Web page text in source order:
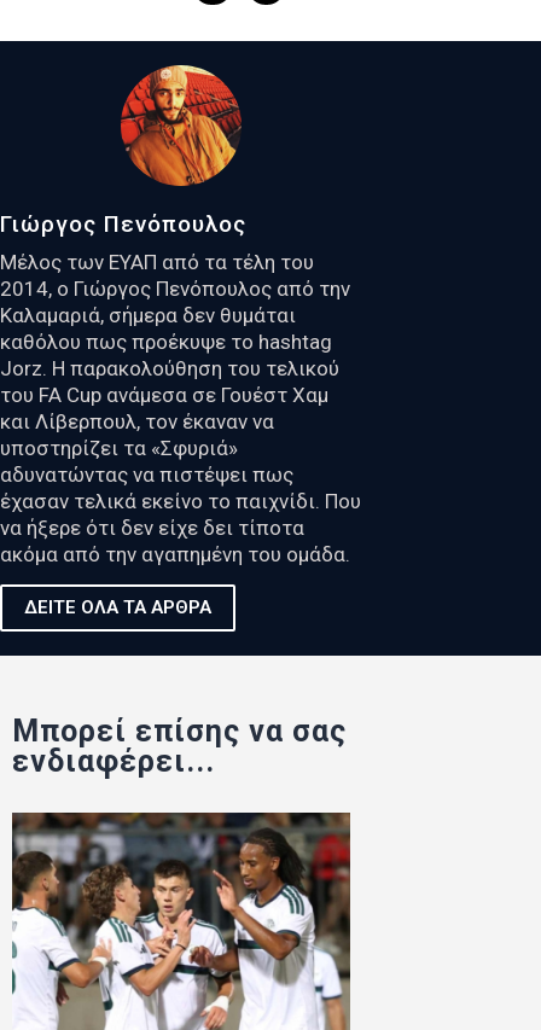
Γιώργος Πενόπουλος
Μέλος των ΕΥΑΠ από τα τέλη του
2014, ο Γιώργος Πενόπουλος από την
Καλαμαριά, σήμερα δεν θυμάται
καθόλου πως προέκυψε το hashtag
Jorz. Η παρακολούθηση του τελικού
του FA Cup ανάμεσα σε Γουέστ Χαμ
και Λίβερπουλ, τον έκαναν να
υποστηρίζει τα «Σφυριά»
αδυνατώντας να πιστέψει πως
έχασαν τελικά εκείνο το παιχνίδι. Που
να ήξερε ότι δεν είχε δει τίποτα
ακόμα από την αγαπημένη του ομάδα.
ΔΕΙΤΕ ΟΛΑ ΤΑ ΑΡΘΡΑ
Μπορεί επίσης να σας
ενδιαφέρει...